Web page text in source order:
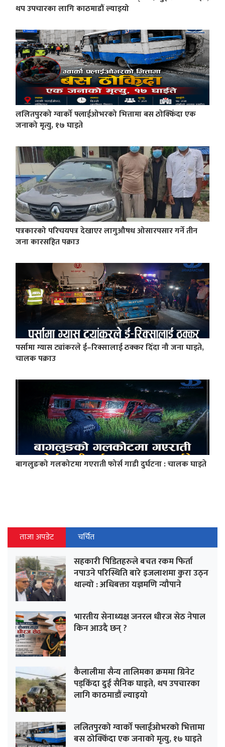
थप उपचारका लागि काठमाडौं ल्याइयो
ललितपुरको ग्वार्को फ्लाईओभरको भित्तामा बस ठोक्किँदा एक
जनाको मृत्यु, १७ घाइते
पत्रकारको परिचयपत्र देखाएर लागुऔषध ओसारपसार गर्ने तीन
जना कारसहित पक्राउ
पर्सामा ग्यास ट्यांकरले ई–रिक्सालाई ठक्कर दिँदा नौ जना घाइते,
चालक पक्राउ
बागलुङको गलकोटमा गएराती फोर्स गाडी दुर्घटना : चालक घाइते
ताजा अपडेट चर्चित
सहकारी पिडितहरुले बचत रकम फिर्ता
नपाउने परिस्थिति बारे इजलाशमा कुरा उठ्न
थाल्यो : अधिबक्ता यज्ञमणि न्यौपाने
भारतीय सेनाध्यक्ष जनरल धीरज सेठ नेपाल
किन आउदै छन् ?
कैलालीमा सैन्य तालिमका क्रममा ग्रिनेट
पड्किँदा दुई सैनिक घाइते, थप उपचारका
लागि काठमाडौं ल्याइयो
ललितपुरको ग्वार्को फ्लाईओभरको भित्तामा
बस ठोक्किँदा एक जनाको मृत्यु, १७ घाइते